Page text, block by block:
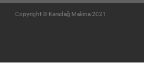
Copyright © Karadağ Makina 2021